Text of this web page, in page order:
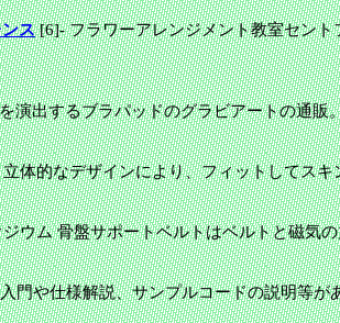
ス[6]-フラワーアレンジメント教室セント
演出するブラパッドのグラビアートの通販
立体的なデザインにより、フィットしてス
ウム 骨盤サポートベルトはベルトと磁気
門や仕様解説、サンプルコードの説明等